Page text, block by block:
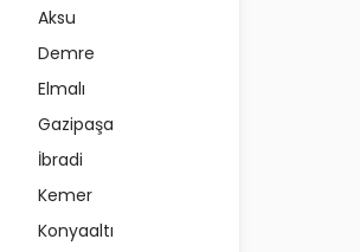
Aksu
Demre
Elmalı
Gazipaşa
İbradi
Kemer
Konyaaltı